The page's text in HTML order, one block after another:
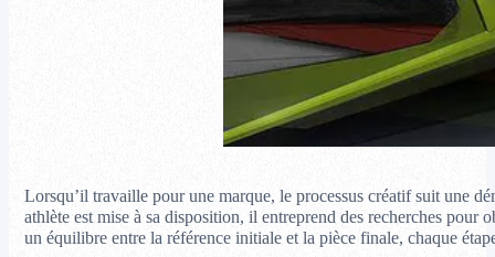
Lorsqu’il travaille pour une marque, le processus créatif suit une
athlète est mise à sa disposition, il entreprend des recherches
un équilibre entre la référence initiale et la pièce finale, chaque